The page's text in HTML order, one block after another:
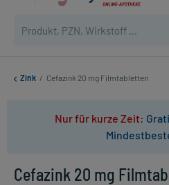
Zink / Cefazink 20 mg Filmtabletten
Nur für kurze Zeit:
Cefazink 20 mg